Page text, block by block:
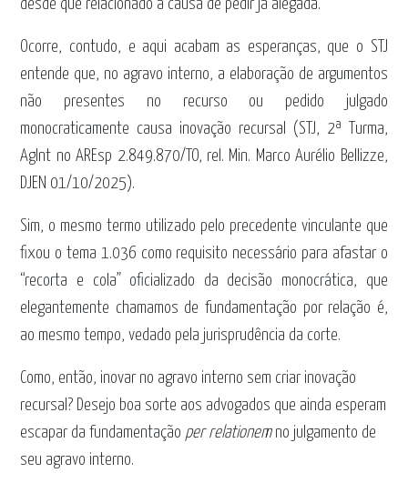
desde que relacionado à causa de pedir já alegada.
Ocorre, contudo, e aqui acabam as esperanças, que o STJ
entende que, no agravo interno, a elaboração de argumentos
não presentes no recurso ou pedido julgado
monocraticamente causa inovação recursal (STJ, 2ª Turma,
AgInt no AREsp 2.849.870/TO, rel. Min. Marco Aurélio Bellizze,
DJEN 01/10/2025).
Sim, o mesmo termo utilizado pelo precedente vinculante que
fixou o tema 1.036 como requisito necessário para afastar o
“recorta e cola” oficializado da decisão monocrática, que
elegantemente chamamos de fundamentação por relação é,
ao mesmo tempo, vedado pela jurisprudência da corte.
Como, então, inovar no agravo interno sem criar inovação
recursal? Desejo boa sorte aos advogados que ainda esperam
escapar da fundamentação per relationemno julgamento de
seu agravo interno.